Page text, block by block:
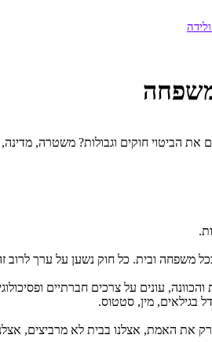
הביטוי חוקים וגבולות? משטרה,
ובית. כל חוק נשען על ערך לרוב
עונים על צרכים חברתיים
בגילאים, מין, סטטוס.
את האמת, אצלנו בבית לא מרביצים,